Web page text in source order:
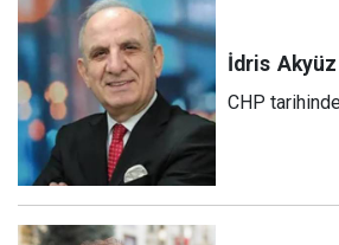
İdris Akyüz
CHP